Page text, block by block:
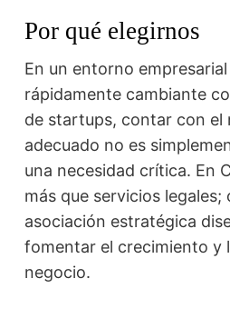
Por qué elegirnos
En un entorno
rápidamente cambiante
de startups, contar con el
adecuado no es
una necesidad crítica. En
más que servicios legales;
asociación estratégica
fomentar el crecimiento y
negocio.